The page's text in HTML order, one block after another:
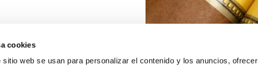
cookies
web se usan para personalizar el contenido y los anuncios,